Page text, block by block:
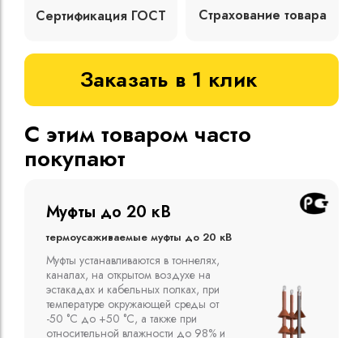
Сертификация ГОСТ Страхование товара
Заказать в 1 клик
С этим товаром часто
покупают
Муфты до 10 кВ
Термоусаживаемые муфты до 10 кВ
Компания ООО "Москабельторг"
предлагает, как соединительные
термоусаживаемые муфты на кабель
напряжением до 10 кВ с изоляцией
из маслопропитанной бумаги и
сшитого полиэтилена собственного